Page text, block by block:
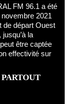
FM 96.1 a été
2021
de départ Ouest
la
être captée
effectivité sur